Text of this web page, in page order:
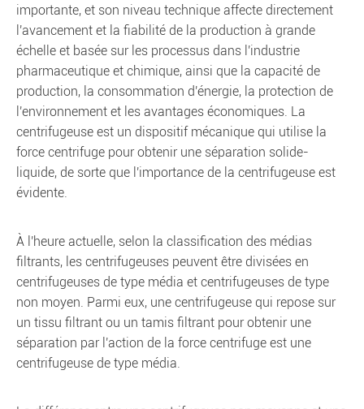
importante, et son niveau technique affecte directement
l'avancement et la fiabilité de la production à grande
échelle et basée sur les processus dans l'industrie
pharmaceutique et chimique, ainsi que la capacité de
production, la consommation d'énergie, la protection de
l'environnement et les avantages économiques. La
centrifugeuse est un dispositif mécanique qui utilise la
force centrifuge pour obtenir une séparation solide-
liquide, de sorte que l'importance de la centrifugeuse est
évidente.
À l'heure actuelle, selon la classification des médias
filtrants, les centrifugeuses peuvent être divisées en
centrifugeuses de type média et centrifugeuses de type
non moyen. Parmi eux, une centrifugeuse qui repose sur
un tissu filtrant ou un tamis filtrant pour obtenir une
séparation par l'action de la force centrifuge est une
centrifugeuse de type média.